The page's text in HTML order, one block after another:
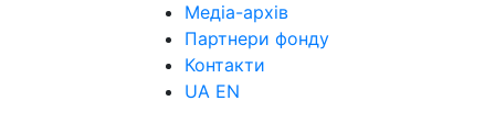
Медіа-архів
Партнери фонду
Контакти
UA EN